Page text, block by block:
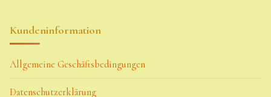
Kundeninformation
Allgemeine Geschäftsbedingungen
Datenschutzerklärung